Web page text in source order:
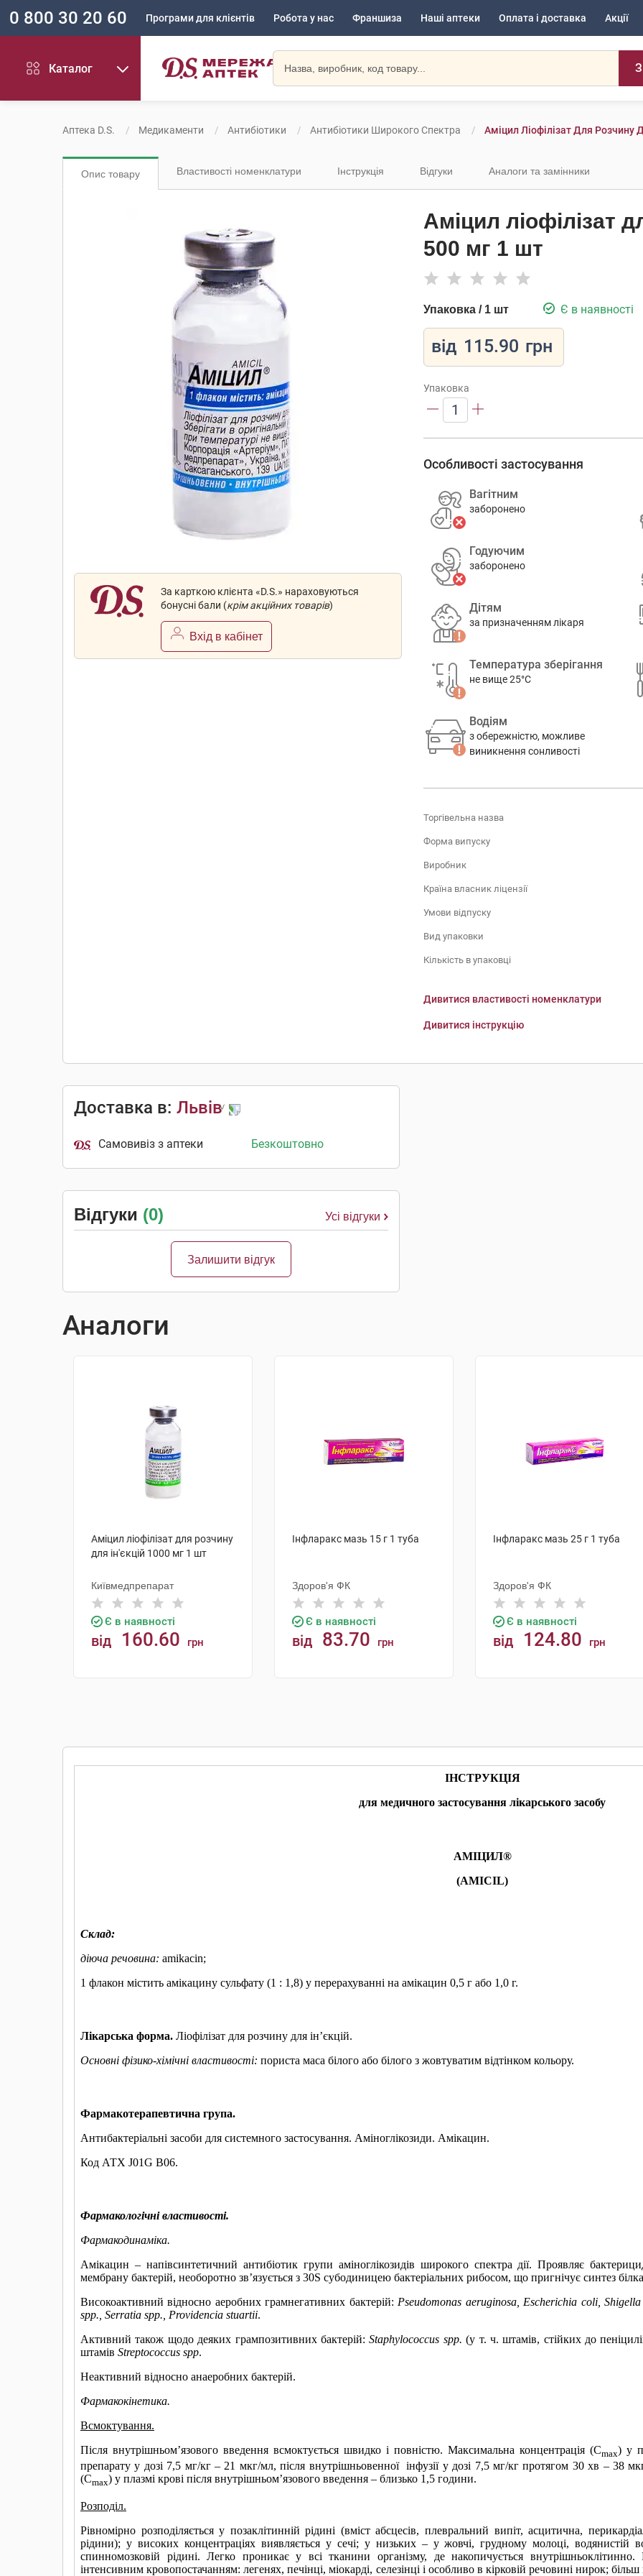
0 800 30 20 60 Програми для клієнтів Робота у нас Франшиза Наші аптеки Оплата і доставка Акції
Каталог
Аптека D.S. Медикаменти Антибіотики Антибіотики Широкого Спектра Аміцил Ліофілізат Для Розчину
Опис товару Властивості номенклатури Інструкція Відгуки Аналоги та замінники
За карткою клієнта «D.S.» нараховуються
бонусні бали (крім акційних товарів)
Вхід в кабінет
Аміцил ліофілізат
500 мг 1 шт
Упаковка / 1 шт Є в наявності
від 115.90 грн
Упаковка
1
Особливості застосування
Вагітним
заборонено
Годуючим
заборонено
Дітям
за призначенням лікаря
Температура зберігання
не вище 25°C
Водіям
з обережністю, можливе
виникнення сонливості
Торгівельна назва
Форма випуску
Виробник
Країна власник ліцензії
Умови відпуску
Вид упаковки
Кількість в упаковці
Дивитися властивості номенклатури
Дивитися інструкцію
Доставка в: Львів
Самовивіз з аптеки Безкоштовно
Відгуки (0) Усі відгуки
Залишити відгук
Аналоги
Аміцил ліофілізат для розчину
для ін'єкцій 1000 мг 1 шт
Київмедпрепарат
Є в наявності
від 160.60 грн
Інфларакс мазь 15 г 1 туба
Здоров'я ФК
Є в наявності
від 83.70 грн
Інфларакс мазь 25 г 1 туба
Здоров'я ФК
Є в наявності
від 124.80 грн